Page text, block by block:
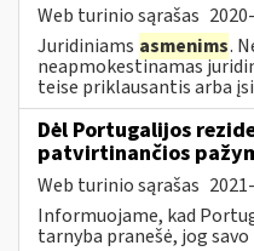
Web turinio sąrašas
Juridiniams asmenims.
neapmokestinamas
teise priklausantis arba
Dėl Portugalijos
patvirtinančios
Web turinio sąrašas
Informuojame, kad
tarnyba pranešė, jog